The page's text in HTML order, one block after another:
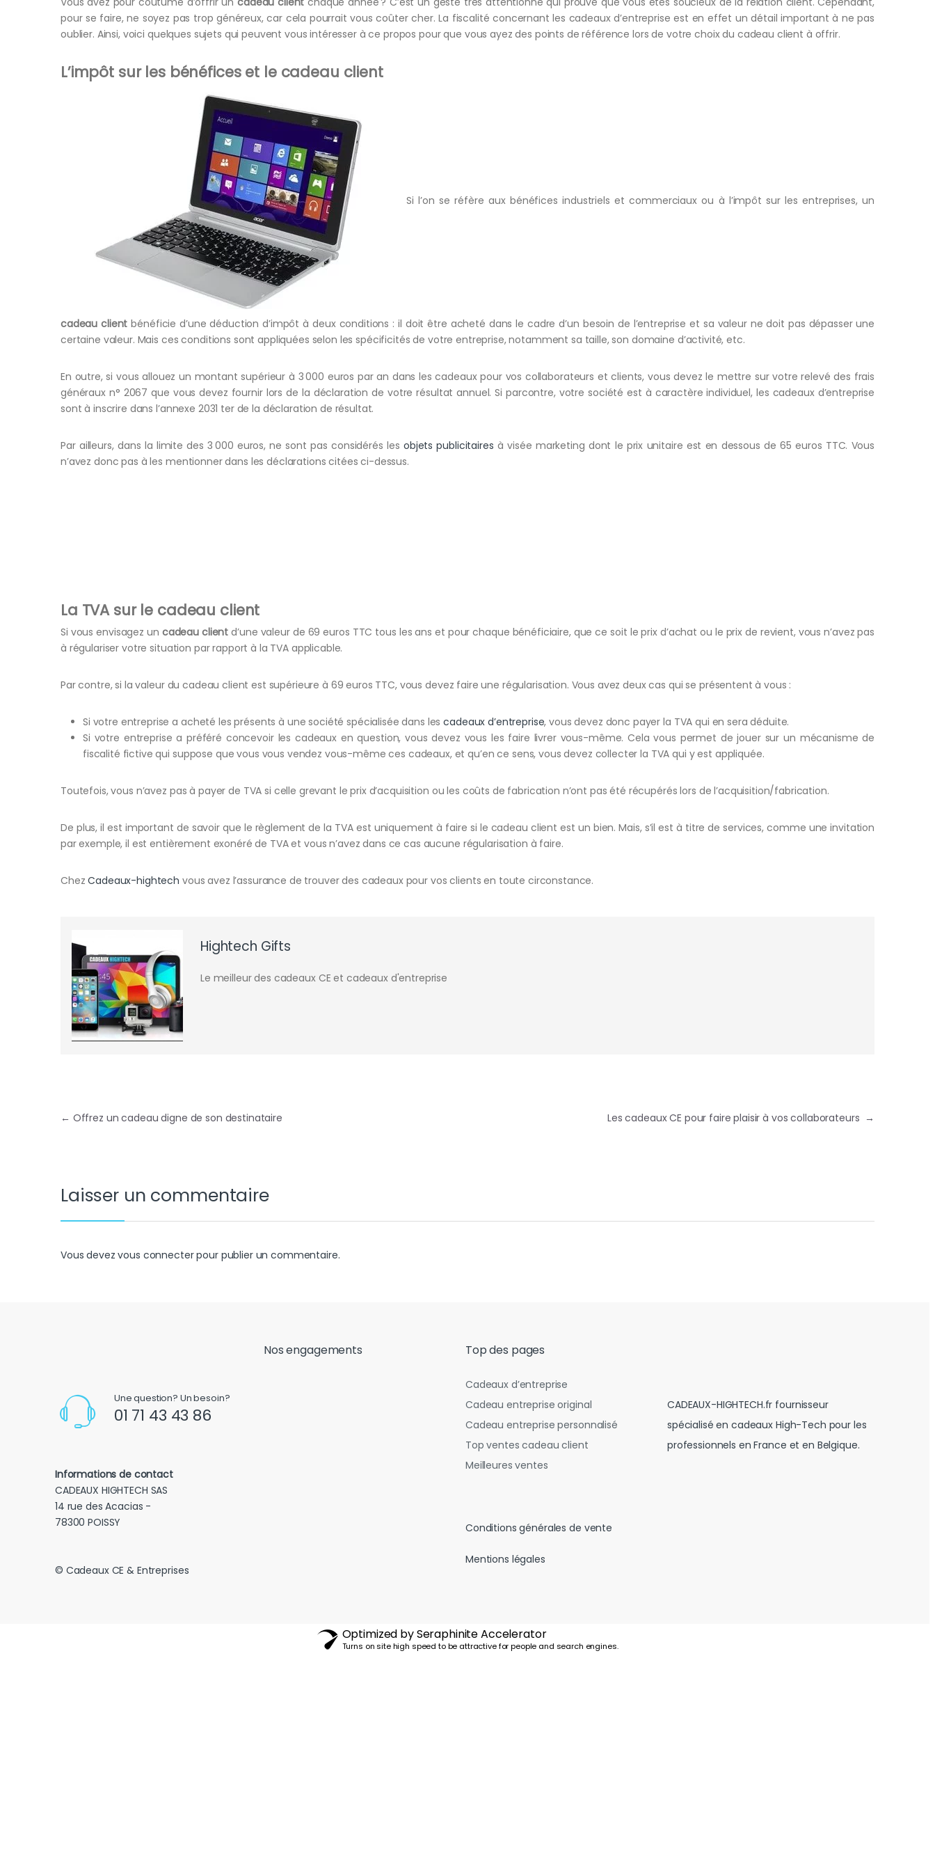
pour se faire, ne soyez pas trop généreux, car cela pourrait vous coûter cher. La fiscalité concernant les cadeaux d’entreprise est en effet un détail important à ne pas
oublier. Ainsi, voici quelques sujets qui peuvent vous intéresser à ce propos pour que vous ayez des points de référence lors de votre choix du cadeau client à offrir.
L’impôt sur les bénéfices et le cadeau client
Si l’on se réfère aux bénéfices industriels et commerciaux ou à l’impôt sur les entreprises, un
cadeau client bénéficie d’une déduction d’impôt à deux conditions : il doit être acheté dans le cadre d’un besoin de l’entreprise et sa valeur ne doit pas dépasser une
certaine valeur. Mais ces conditions sont appliquées selon les spécificités de votre entreprise, notamment sa taille, son domaine d’activité, etc.
En outre, si vous allouez un montant supérieur à 3 000 euros par an dans les cadeaux pour vos collaborateurs et clients, vous devez le mettre sur votre relevé des frais
généraux n° 2067 que vous devez fournir lors de la déclaration de votre résultat annuel. Si parcontre, votre société est à caractère individuel, les cadeaux d’entreprise
sont à inscrire dans l’annexe 2031 ter de la déclaration de résultat.
Par ailleurs, dans la limite des 3 000 euros, ne sont pas considérés les objets publicitaires à visée marketing dont le prix unitaire est en dessous de 65 euros TTC. Vous
n’avez donc pas à les mentionner dans les déclarations citées ci-dessus.
La TVA sur le cadeau client
Si vous envisagez un cadeau client d’une valeur de 69 euros TTC tous les ans et pour chaque bénéficiaire, que ce soit le prix d’achat ou le prix de revient, vous n’avez pas
à régulariser votre situation par rapport à la TVA applicable.
Par contre, si la valeur du cadeau client est supérieure à 69 euros TTC, vous devez faire une régularisation. Vous avez deux cas qui se présentent à vous :
Si votre entreprise a acheté les présents à une société spécialisée dans lescadeaux d’entreprise, vous devez donc payer la TVA qui en sera déduite.
Si votre entreprise a préféré concevoir les cadeaux en question, vous devez vous les faire livrer vous-même. Cela vous permet de jouer sur un mécanisme de
fiscalité fictive qui suppose que vous vous vendez vous-même ces cadeaux, et qu’en ce sens, vous devez collecter la TVA qui y est appliquée.
Toutefois, vous n’avez pas à payer de TVA si celle grevant le prix d’acquisition ou les coûts de fabrication n’ont pas été récupérés lors de l’acquisition/fabrication.
De plus, il est important de savoir que le règlement de la TVA est uniquement à faire si le cadeau client est un bien. Mais, s’il est à titre de services, comme une invitation
par exemple, il est entièrement exonéré de TVA et vous n’avez dans ce cas aucune régularisation à faire.
ChezCadeaux-hightech vous avez l’assurance de trouver des cadeaux pour vos clients en toute circonstance.
Hightech Gifts
Le meilleur des cadeaux CE et cadeaux d'entreprise
Navigation de l’article
← Offrez un cadeau digne de son destinataire Les cadeaux CE pour faire plaisir à vos collaborateurs →
Laisser un commentaire
Vous devezvous connecterpour publier un commentaire.
Une question? Un besoin?
01 71 43 43 86
Informations de contact
CADEAUX HIGHTECH SAS
14 rue des Acacias -
78300 POISSY
© Cadeaux CE & Entreprises
Nos engagements Top des pages
Cadeaux d’entreprise
Cadeau entreprise original
Cadeau entreprise personnalisé
Top ventes cadeau client
Meilleures ventes
Conditions générales de vente
Mentions légales
CADEAUX-HIGHTECH.fr fournisseur
spécialisé en cadeaux High-Tech pour les
professionnels en France et en Belgique.
Optimized by Seraphinite Accelerator
Turns on site high speed to be attractive for people and search engines.